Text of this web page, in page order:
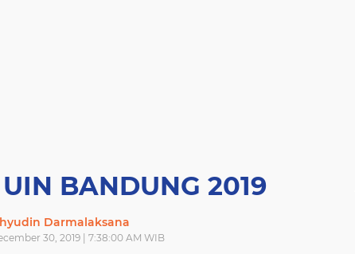
BANDUNG 2019
Darmalaksana
30, 2019 | 7:38:00 AM WIB